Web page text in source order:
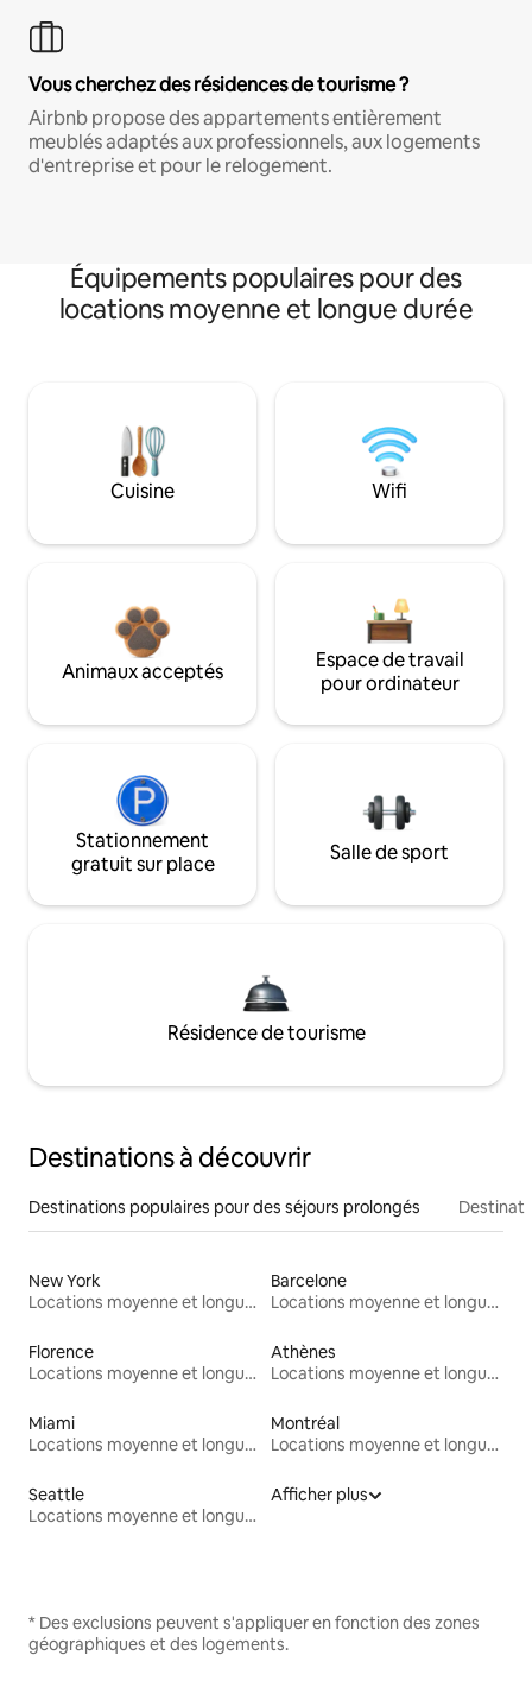
Vous cherchez des résidences de tourisme ?
Airbnb propose des appartements entièrement
meublés adaptés aux professionnels, aux logements
d'entreprise et pour le relogement.
Équipements populaires pour des
locations moyenne et longue durée
Cuisine Wifi
Animaux acceptés
Espace de travail
pour ordinateur
Stationnement
gratuit sur place
Salle de sport
Résidence de tourisme
Destinations à découvrir
Destinations populaires pour des séjours prolongés
New York
Locations moyenne et longue durée
Barcelone
Locations moyenne et longue durée
Florence
Locations moyenne et longue durée
Athènes
Locations moyenne et longue durée
Miami
Locations moyenne et longue durée
Montréal
Locations moyenne et longue durée
Seattle
Locations moyenne et longue durée
Afficher plus
* Des exclusions peuvent s'appliquer en fonction des zones
géographiques et des logements.